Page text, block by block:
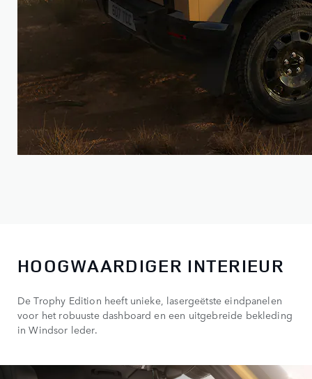
HOOGWAARDIGER INTERIEUR
De Trophy Edition heeft unieke, lasergeëtste eindpanelen
voor het robuuste dashboard en een uitgebreide bekleding
in Windsor leder.